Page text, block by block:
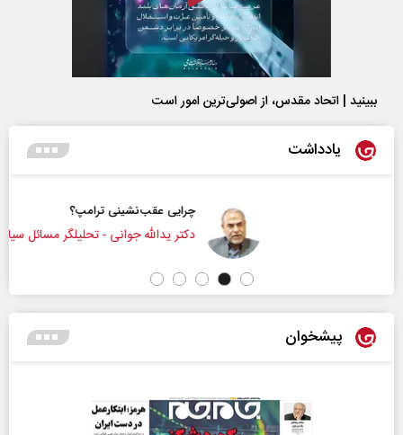
ببینید | اتحاد مقدس، از اصولی‌ترین امور است
یادداشت
چرایی عقب‌نشینی ترامپ؟
دکتر یدالله جوانی - تحلیلگر مسائل سیاسی
پیشخوان